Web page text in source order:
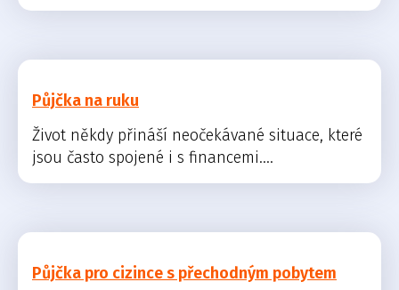
Půjčka na ruku
Život někdy přináší neočekávané situace, které
jsou často spojené i s financemi....
Půjčka pro cizince s přechodným pobytem